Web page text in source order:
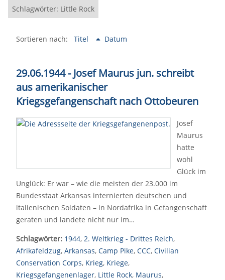
Schlagwörter: Little Rock
Sortieren nach: Titel Datum
29.06.1944 - Josef Maurus jun. schreibt
aus amerikanischer
Kriegsgefangenschaft nach Ottobeuren
Josef
Maurus
hatte
wohl
Glück im
Unglück: Er war – wie die meisten der 23.000 im
Bundesstaat Arkansas internierten deutschen und
italienischen Soldaten – in Nordafrika in Gefangenschaft
geraten und landete nicht nur im…
Schlagwörter: 1944, 2. Weltkrieg - Drittes Reich,
Afrikafeldzug, Arkansas, Camp Pike, CCC, Civilian
Conservation Corps, Krieg, Kriege,
Kriegsgefangenenlager, Little Rock, Maurus,